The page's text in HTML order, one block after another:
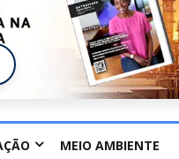
MEIO AMBIENTE